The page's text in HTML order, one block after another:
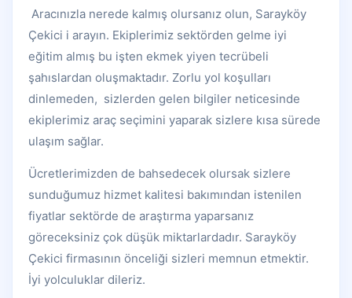
Aracınızla nerede kalmış olursanız olun, Sarayköy
Çekici i arayın. Ekiplerimiz sektörden gelme iyi
eğitim almış bu işten ekmek yiyen tecrübeli
şahıslardan oluşmaktadır. Zorlu yol koşulları
dinlemeden, sizlerden gelen bilgiler neticesinde
ekiplerimiz araç seçimini yaparak sizlere kısa sürede
ulaşım sağlar.
Ücretlerimizden de bahsedecek olursak sizlere
sunduğumuz hizmet kalitesi bakımından istenilen
fiyatlar sektörde de araştırma yaparsanız
göreceksiniz çok düşük miktarlardadır. Sarayköy
Çekici firmasının önceliği sizleri memnun etmektir.
İyi yolculuklar dileriz.